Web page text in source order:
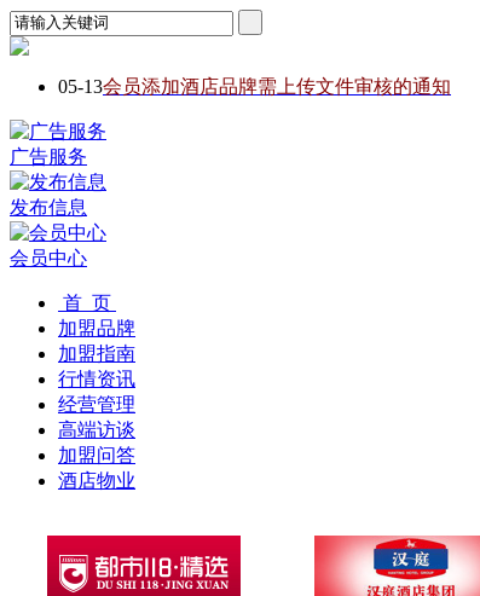
05-13会员添加酒店品牌需上传文件审核的通知
广告服务
发布信息
会员中心
首 页
加盟品牌
加盟指南
行情资讯
经营管理
高端访谈
加盟问答
酒店物业